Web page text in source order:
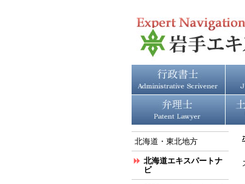
北海道・東北地方
北海道エキスパートナ
ビ